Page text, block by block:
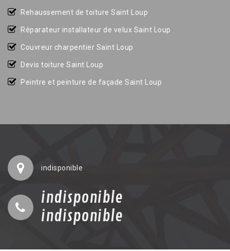
Rehaussement de toiture Saint Loup
Réparateur installateur de velux Saint Loup
Couvreur charpentier Saint Loup
Devis toiture Saint Loup
Peintre et peinture de façade Saint Loup
indisponible
indisponible
indisponible